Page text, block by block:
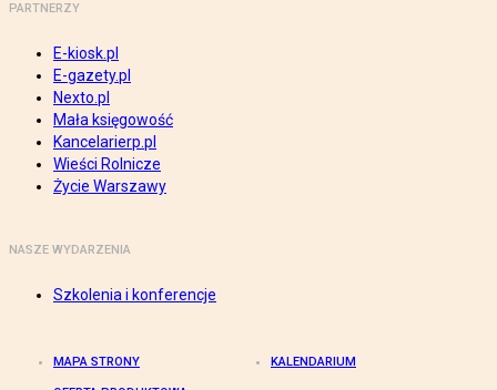
PARTNERZY
E-kiosk.pl
E-gazety.pl
Nexto.pl
Mała księgowość
Kancelarierp.pl
Wieści Rolnicze
Życie Warszawy
NASZE WYDARZENIA
Szkolenia i konferencje
MAPA STRONY KALENDARIUM